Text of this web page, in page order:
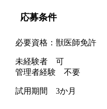
応募条件
必要資格：獣医師免許
未経験者 可
管理者経験 不要
試用期間 3か月